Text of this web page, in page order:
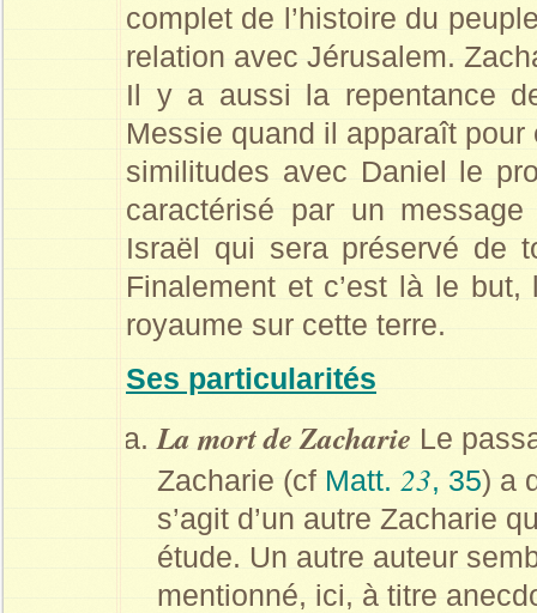
complet de l’histoire du
relation avec Jérusalem.
Il y a aussi la repentance
Messie quand il apparaît
similitudes avec Daniel le
caractérisé par un
Israël qui sera préservé de
Finalement et c’est là le
royaume sur cette terre.
Ses particularités
La mort de Zacharie Le
Zacharie (cf Matt. 23, 35) a
s’agit d’un autre Zacharie
étude. Un autre auteur
mentionné, ici, à titre